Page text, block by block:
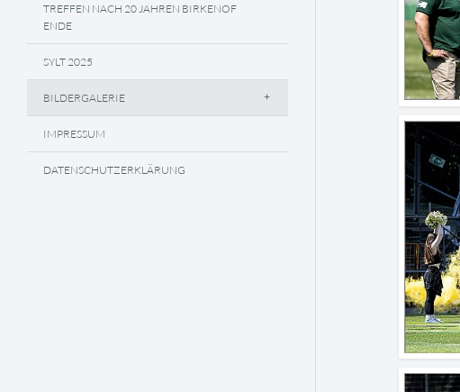
TREFFEN NACH 20 JAHREN BIRKENOF
ENDE
SYLT 2025
BILDERGALERIE
IMPRESSUM
DATENSCHUTZERKLÄRUNG